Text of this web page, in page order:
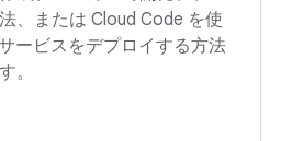
、または Cloud Code を使
ービスをデプロイする方法
。